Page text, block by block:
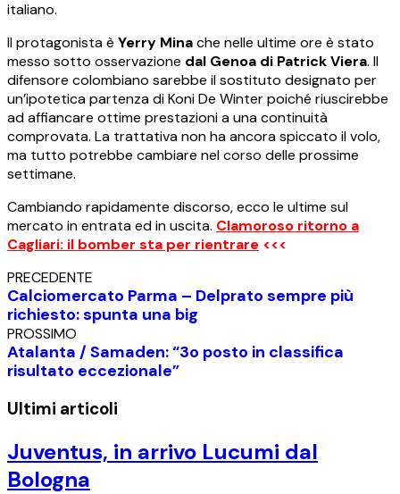
italiano.
Il protagonista è Yerry Minache nelle ultime ore è stato
messo sotto osservazione dal Genoa di Patrick Viera. Il
difensore colombiano sarebbe il sostituto designato per
un’ipotetica partenza di Koni De Winter poiché riuscirebbe
ad affiancare ottime prestazioni a una continuità
comprovata. La trattativa non ha ancora spiccato il volo,
ma tutto potrebbe cambiare nel corso delle prossime
settimane.
Cambiando rapidamente discorso, ecco le ultime sul
mercato in entrata ed in uscita. Clamoroso ritorno a
Cagliari: il bomber sta per rientrare <<<
PRECEDENTE
Calciomercato Parma – Delprato sempre più
richiesto: spunta una big
PROSSIMO
Atalanta / Samaden: “3o posto in classifica
risultato eccezionale”
Ultimi articoli
Juventus, in arrivo Lucumi dal
Bologna